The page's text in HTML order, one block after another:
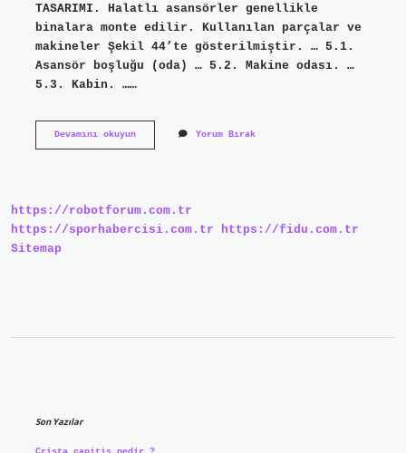
TASARIMI. Halatlı asansörler genellikle
binalara monte edilir. Kullanılan parçalar ve
makineler Şekil 44’te gösterilmiştir. … 5.1.
Asansör boşluğu (oda) … 5.2. Makine odası. …
5.3. Kabin. ……
Devamını okuyunAsansör
Yorum Bırak
https://robotforum.com.tr
https://sporhabercisi.com.tr
https://fidu.com.tr
Sitemap
Son Yazılar